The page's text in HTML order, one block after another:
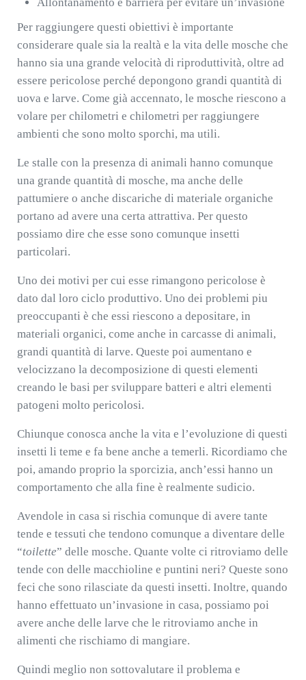
Allontanamento e barriera per evitare un’invasione
Per raggiungere questi obiettivi è importante
considerare quale sia la realtà e la vita delle mosche che
hanno sia una grande velocità di riproduttività, oltre ad
essere pericolose perché depongono grandi quantità di
uova e larve. Come già accennato, le mosche riescono a
volare per chilometri e chilometri per raggiungere
ambienti che sono molto sporchi, ma utili.
Le stalle con la presenza di animali hanno comunque
una grande quantità di mosche, ma anche delle
pattumiere o anche discariche di materiale organiche
portano ad avere una certa attrattiva. Per questo
possiamo dire che esse sono comunque insetti
particolari.
Uno dei motivi per cui esse rimangono pericolose è
dato dal loro ciclo produttivo. Uno dei problemi piu
preoccupanti è che essi riescono a depositare, in
materiali organici, come anche in carcasse di animali,
grandi quantità di larve. Queste poi aumentano e
velocizzano la decomposizione di questi elementi
creando le basi per sviluppare batteri e altri elementi
patogeni molto pericolosi.
Chiunque conosca anche la vita e l’evoluzione di questi
insetti li teme e fa bene anche a temerli. Ricordiamo che
poi, amando proprio la sporcizia, anch’essi hanno un
comportamento che alla fine è realmente sudicio.
Avendole in casa si rischia comunque di avere tante
tende e tessuti che tendono comunque a diventare delle
“toilette” delle mosche. Quante volte ci ritroviamo delle
tende con delle macchioline e puntini neri? Queste sono
feci che sono rilasciate da questi insetti. Inoltre, quando
hanno effettuato un’invasione in casa, possiamo poi
avere anche delle larve che le ritroviamo anche in
alimenti che rischiamo di mangiare.
Quindi meglio non sottovalutare il problema e